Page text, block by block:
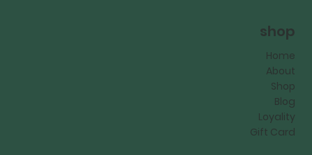
shop
Home
About
Shop
Blog
Loyality
Gift Card